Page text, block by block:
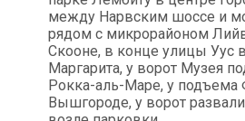
между Нарвским шоссе и
рядом с микрорайоном
Скооне, в конце улицы Уус
Маргарита, у ворот Музея
Рокка-аль-Маре, у подъема
Вышгороде, у ворот